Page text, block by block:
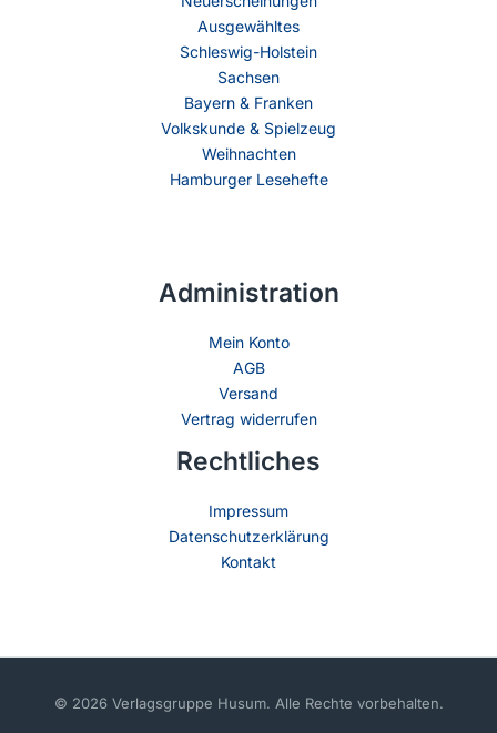
Ausgewähltes
Schleswig-Holstein
Sachsen
Bayern & Franken
Volkskunde & Spielzeug
Weihnachten
Hamburger Lesehefte
Administration
Mein Konto
AGB
Versand
Vertrag widerrufen
Rechtliches
Impressum
Datenschutzerklärung
Kontakt
© 2026 Verlagsgruppe Husum. Alle Rechte vorbehalten.